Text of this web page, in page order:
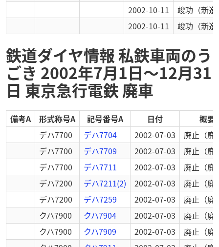
2002-10-11
竣功 （新
2002-10-11
竣功 （新
鉄道ダイヤ情報 私鉄車両のう
ごき 2002年7月1日～12月31
日 東京急行電鉄 廃車
備考A 形式称号A 記号番号A 日付
概要
デハ7700
デハ7704 2002-07-03 廃止 （
デハ7700
デハ7709 2002-07-03 廃止 （
デハ7700
デハ7711 2002-07-03 廃止 （
デハ7200
デハ7211(2) 2002-07-03 廃止 （
デハ7200
デハ7259 2002-07-03 廃止 （
クハ7900
クハ7904 2002-07-03 廃止 （
クハ7900
クハ7909 2002-07-03 廃止 （